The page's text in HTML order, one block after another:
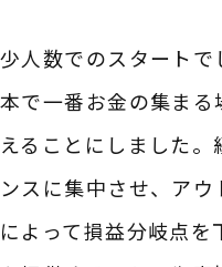
少人数でのスタート
本で一番お金の集ま
えることにしました
ンスに集中させ、ア
によって損益分岐点